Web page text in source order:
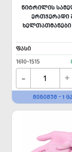
ᲜᲘᲢᲠᲘᲚᲘᲡ
ᲔᲠᲗᲯᲔᲠᲐᲓᲘ
ᲮᲔᲚᲗᲐᲗᲛᲐᲜᲔᲑᲘ
ᲤᲐᲡᲘ
1610-1515
- +
ᲛᲘᲜᲘᲛᲣᲛ - 1